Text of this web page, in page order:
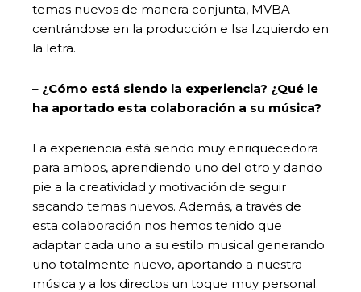
temas nuevos de manera conjunta, MVBA
centrándose en la producción e Isa Izquierdo en
la letra.
– ¿Cómo está siendo la experiencia? ¿Qué le
ha aportado esta colaboración a su música?
La experiencia está siendo muy enriquecedora
para ambos, aprendiendo uno del otro y dando
pie a la creatividad y motivación de seguir
sacando temas nuevos. Además, a través de
esta colaboración nos hemos tenido que
adaptar cada uno a su estilo musical generando
uno totalmente nuevo, aportando a nuestra
música y a los directos un toque muy personal.